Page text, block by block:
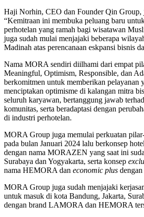
Haji Norhin, CEO dan Founder Qin Group,
“Kemitraan ini membuka peluang baru
perhotelan yang ramah bagi wisatawan
juga sudah mulai menjajaki beberapa
Madinah atas perencanaan eskpansi bisnis
Nama MORA sendiri diilhami dari empat
Meaningful, Optimism, Responsible, dan
berkomitmen untuk memberikan pelayanan
menciptakan optimisme di kalangan mitra
seluruh karyawan, bertanggung jawab
komunitas, serta beradaptasi dengan
di industri perhotelan.
MORA Group juga memulai perkuatan
pada bulan Januari 2024 lalu berkonsep hotel
dengan nama MORAZEN yang saat ini
Surabaya dan Yogyakarta, serta konsep
nama HEMORA dan economic plus
MORA Group juga sudah menjajaki
untuk masuk di kota Bandung, Jakarta,
dengan brand LAMORA dan HEMORA